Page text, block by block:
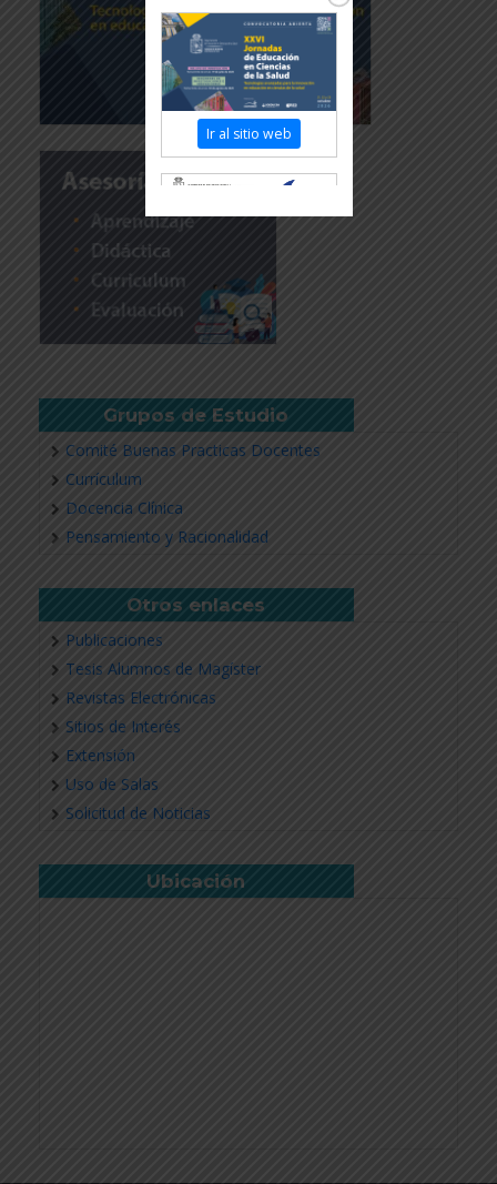
Grupos de Estudio
Comité Buenas Practicas Docentes
Currículum
Docencia Clínica
Pensamiento y Racionalidad
Otros enlaces
Publicaciones
Tesis Alumnos de Magíster
Revistas Electrónicas
Sitios de Interés
Extensión
Uso de Salas
Solicitud de Noticias
Ubicación
Ir al sitio web
Revisar más información